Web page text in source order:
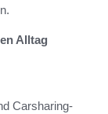
Alltag
Carsharing-